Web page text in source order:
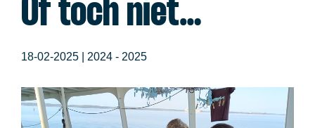
Of toch niet…
18-02-2025 | 2024 - 2025